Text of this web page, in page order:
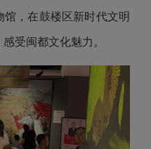
，在鼓楼区新时代文明
受闽都文化魅力。